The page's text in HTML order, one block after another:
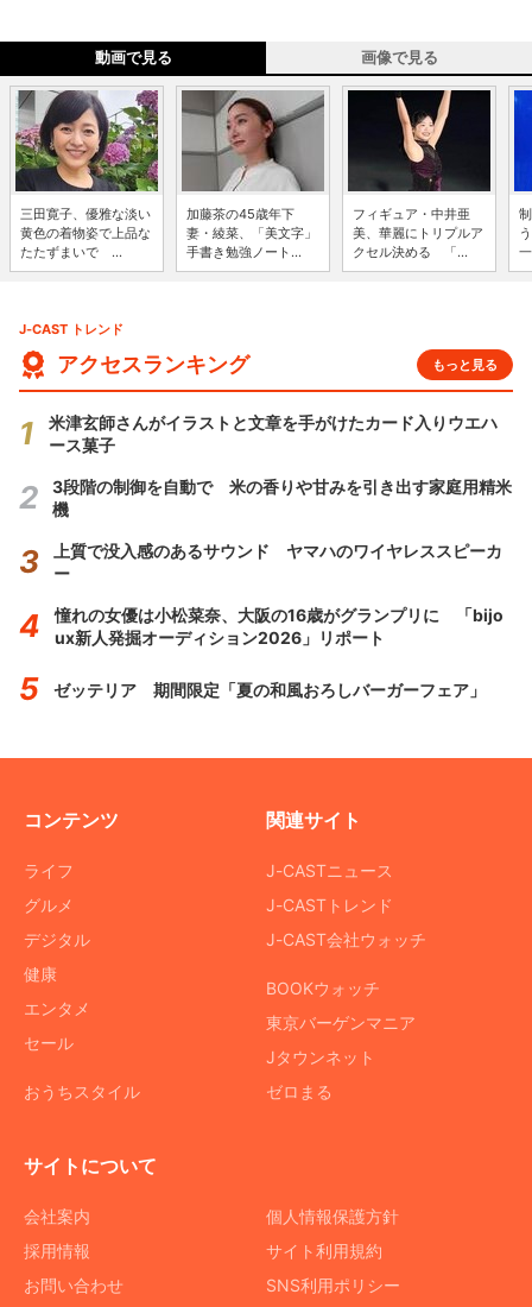
動画で見る 画像で見る
三田寛子、優雅な淡い
黄色の着物姿で上品な
たたずまいで ...
加藤茶の45歳年下
妻・綾菜、「美文字」
手書き勉強ノート...
フィギュア・中井亜
美、華麗にトリプルア
クセル決める 「...
J-CAST トレンド
アクセスランキング もっと見る
米津玄師さんがイラストと文章を手がけたカード入りウエハ
ース菓子
3段階の制御を自動で 米の香りや甘みを引き出す家庭用精米
機
上質で没入感のあるサウンド ヤマハのワイヤレススピーカ
ー
憧れの女優は小松菜奈、大阪の16歳がグランプリに 「bijo
ux新人発掘オーディション2026」リポート
ゼッテリア 期間限定「夏の和風おろしバーガーフェア」
コンテンツ
ライフ
グルメ
デジタル
健康
エンタメ
セール
おうちスタイル
関連サイト
J-CASTニュース
J-CASTトレンド
J-CAST会社ウォッチ
BOOKウォッチ
東京バーゲンマニア
Jタウンネット
ゼロまる
サイトについて
会社案内
採用情報
お問い合わせ
個人情報保護方針
サイト利用規約
SNS利用ポリシー